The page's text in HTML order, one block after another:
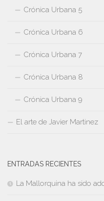
Crónica Urbana 5
Crónica Urbana 6
Crónica Urbana 7
Crónica Urbana 8
Crónica Urbana 9
El arte de Javier Martinez
ENTRADAS RECIENTES
La Mallorquina ha sido